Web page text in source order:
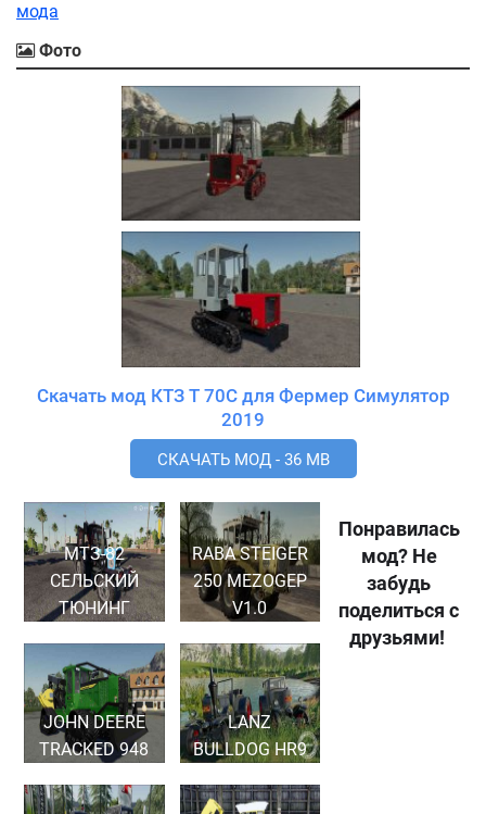
мода
Фото
Скачать мод КТЗ Т 70С для Фермер Симулятор
2019
СКАЧАТЬ МОД - 36 MB
МТЗ-82
СЕЛЬСКИЙ
ТЮНИНГ
RABA STEIGER
250 MEZOGEP
V1.0
JOHN DEERE
TRACKED 948
LANZ
BULLDOG HR9
Понравилась
мод? Не
забудь
поделиться с
друзьями!